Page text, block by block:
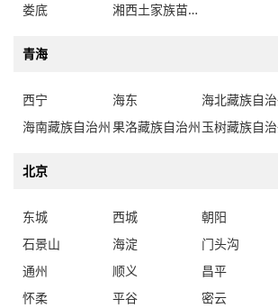
娄底
湘西土家族苗族自治州
青海
西宁 海东 海北藏族自
海南藏族自治州果洛藏族自治州玉树藏族自
北京
东城 西城 朝阳
石景山
海淀 门头沟
通州
顺义 昌平
怀柔
平谷 密云